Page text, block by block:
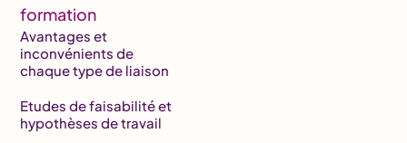
formation
Avantages et
inconvénients de
chaque type de liaison
Etudes de faisabilité et
hypothèses de travail